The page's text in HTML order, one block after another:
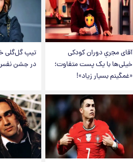
آقای مجریِ دوران کودکی
خیلی‌ها با یک پست متفاوت؛
«غمگینم بسیار زیاد»!
تیپ گل‌گلی
در جشن